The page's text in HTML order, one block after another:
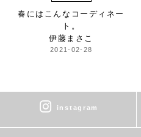
春にはこんな コーディネー
ト。
伊藤まさこ
2021-02-28
instagram